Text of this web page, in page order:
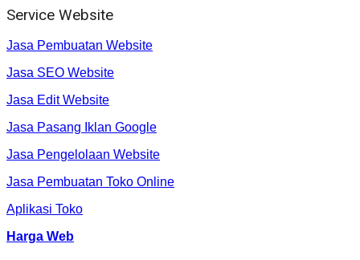
Service Website
Jasa Pembuatan Website
Jasa SEO Website
Jasa Edit Website
Jasa Pasang Iklan Google
Jasa Pengelolaan Website
Jasa Pembuatan Toko Online
Aplikasi Toko
Harga Web